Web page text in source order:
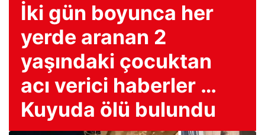
İki gün boyunca her
yerde aranan 2
yaşındaki çocuktan
acı verici haberler …
Kuyuda ölü bulundu